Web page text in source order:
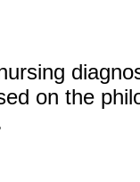
on the